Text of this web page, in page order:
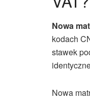
Nowa
kodach
stawek
Nowa